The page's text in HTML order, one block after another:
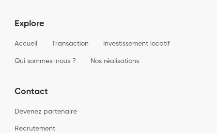
Explore
Accueil Transaction Investissement locatif
Qui sommes-nous ? Nos réalisations
Contact
Devenez partenaire
Recrutement